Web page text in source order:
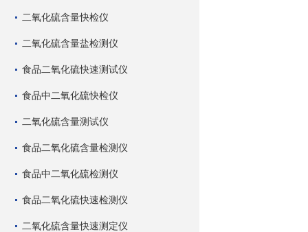
二氧化硫含量快检仪
二氧化硫含量盐检测仪
食品二氧化硫快速测试仪
食品中二氧化硫快检仪
二氧化硫含量测试仪
食品二氧化硫含量检测仪
食品中二氧化硫检测仪
食品二氧化硫快速检测仪
二氧化硫含量快速测定仪